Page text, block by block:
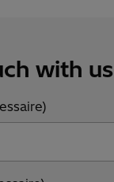
with us